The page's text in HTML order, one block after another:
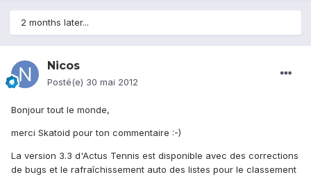
2 months later...
Nicos
Posté(e) 30 mai 2012
Bonjour tout le monde,
merci Skatoid pour ton commentaire :-)
La version 3.3 d'Actus Tennis est disponible avec des corrections
de bugs et le rafraîchissement auto des listes pour le classement